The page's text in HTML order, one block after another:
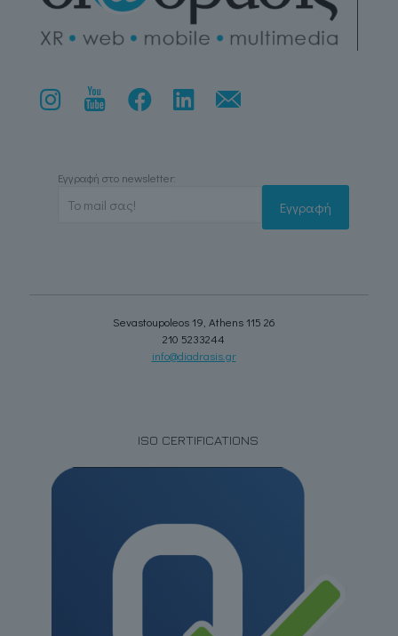
Εγγραφή στο newsletter:
Sevastoupoleos 19, Athens 115 26
210 5233244
info@diadrasis.gr
ISO CERTIFICATIONS